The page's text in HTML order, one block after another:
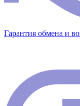
Гарантия обмена и